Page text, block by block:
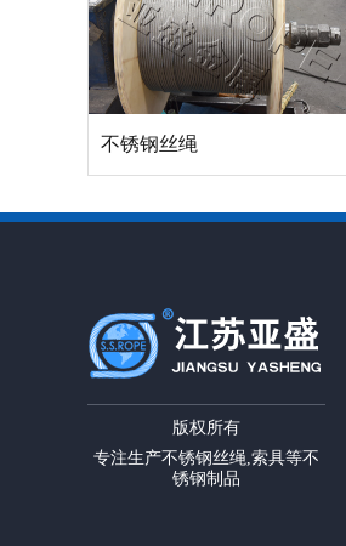
不锈钢丝绳
版权所有
专注生产不锈钢丝绳,索具等不
锈钢制品